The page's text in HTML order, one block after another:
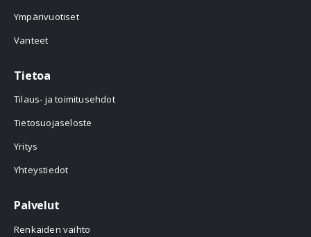
Ympärivuotiset
Vanteet
Tietoa
Tilaus- ja toimitusehdot
Tietosuojaseloste
Yritys
Yhteystiedot
Palvelut
Renkaiden vaihto